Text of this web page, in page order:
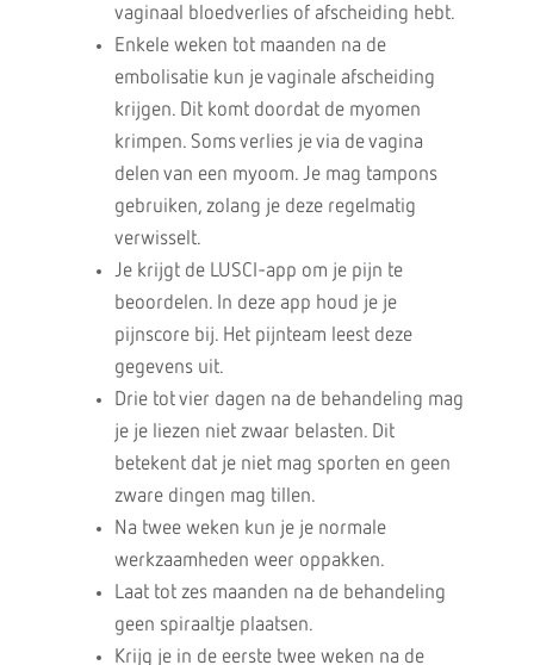
vaginaal bloedverlies of afscheiding hebt.
Enkele weken tot maanden na de
embolisatie kun je vaginale afscheiding
krijgen. Dit komt doordat de myomen
krimpen. Soms verlies je via de vagina
delen van een myoom. Je mag tampons
gebruiken, zolang je deze regelmatig
verwisselt.
Je krijgt de LUSCI-app om je pijn te
beoordelen. In deze app houd je je
pijnscore bij. Het pijnteam leest deze
gegevens uit.
Drie tot vier dagen na de behandeling mag
je je liezen niet zwaar belasten. Dit
betekent dat je niet mag sporten en geen
zware dingen mag tillen.
Na twee weken kun je je normale
werkzaamheden weer oppakken.
Laat tot zes maanden na de behandeling
geen spiraaltje plaatsen.
Krijg je in de eerste twee weken na de